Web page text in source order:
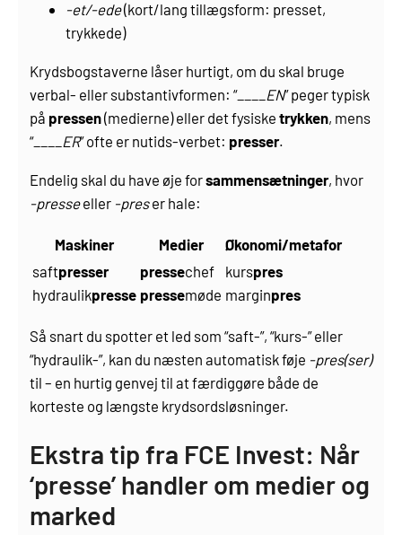
-et/-ede(kort/lang tillægsform: presset,
trykkede)
Krydsbogstaverne låser hurtigt, om du skal bruge
verbal- eller substantivformen: “____EN” peger typisk
på pressen(medierne) eller det fysisketrykken, mens
“____ER” ofte er nutids-verbet: presser.
Endelig skal du have øje forsammensætninger, hvor
-presseeller -preser hale:
Maskiner Medier
Økonomi/metafor
saftpresser
hydraulikpresse
pressechef
pressemøde
kurspres
marginpres
Så snart du spotter et led som “saft-”, “kurs-” eller
“hydraulik-”, kan du næsten automatisk føje -pres(ser)
til – en hurtig genvej til at færdiggøre både de
korteste og længste krydsordsløsninger.
Ekstra tip fra FCE Invest: Når
‘presse’ handler om medier og
marked